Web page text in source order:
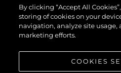
EXPLOREZ
By clicking “Accept All
storing of cookies on your
navigation, analyze site usage,
marketing efforts.
COOKIES